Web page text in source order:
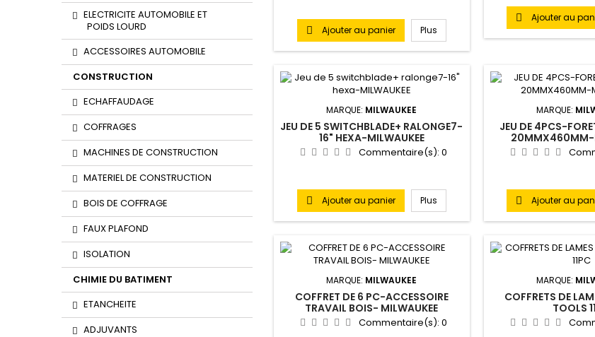
ELECTRICITE AUTOMOBILE ET
POIDS LOURD
ACCESSOIRES AUTOMOBILE
CONSTRUCTION
ECHAFFAUDAGE
COFFRAGES
MACHINES DE CONSTRUCTION
MATERIEL DE CONSTRUCTION
BOIS DE COFFRAGE
FAUX PLAFOND
ISOLATION
CHIMIE DU BATIMENT
ETANCHEITE
ADJUVANTS
 Ajouter au panier Plus
 Ajouter au
MARQUE: MILWAUKEE
JEU DE 5 SWITCHBLADE+ RALONGE7-
16" HEXA-MILWAUKEE
Commentaire(s):0
 Ajouter au panier Plus
MARQUE:
JEU DE 4PCS-
20MMX460MM-
 Ajouter au
MARQUE: MILWAUKEE
COFFRET DE 6 PC-ACCESSOIRE
TRAVAIL BOIS- MILWAUKEE
Commentaire(s):0
MARQUE:
COFFRETS DE
TOOLS